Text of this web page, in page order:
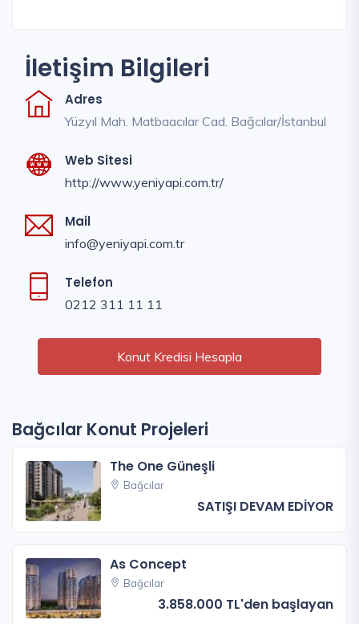
İletişim Bilgileri
Adres
Yüzyıl Mah. Matbaacılar Cad. Bağcılar/İstanbul
Web Sitesi
http://www.yeniyapi.com.tr/
Mail
info@yeniyapi.com.tr
Telefon
0212 311 11 11
Konut Kredisi Hesapla
Bağcılar Konut Projeleri
The One Güneşli
Bağcılar
SATIŞI DEVAM EDİYOR
As Concept
Bağcılar
3.858.000 TL'den başlayan